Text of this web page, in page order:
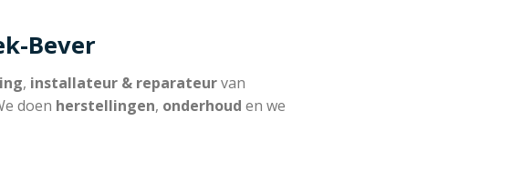
Bever
, installateur & reparateurvan
doen herstellingen, onderhoud en we